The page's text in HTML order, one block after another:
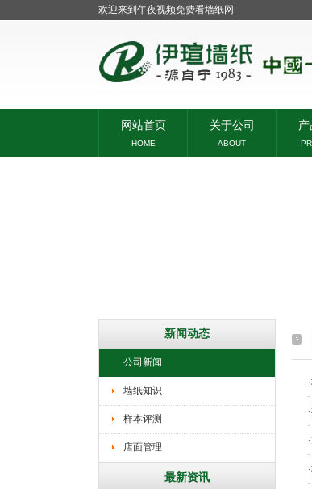
欢迎来到午夜视频免费看墙纸网
网站首页
HOME
关于公司
ABOUT
新闻动态
公司新闻
墙纸知识
样本评测
店面管理
最新资讯
·
·
·
·